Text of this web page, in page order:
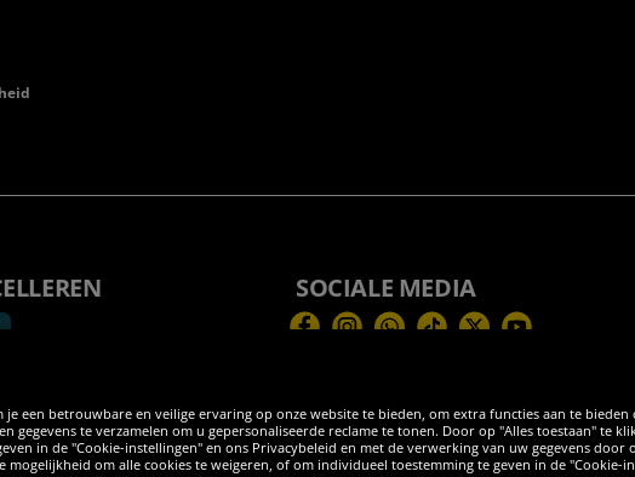
SOCIALE MEDIA
FacebookInstagramWhatsApp
TikTokTwitterYouTube
een betrouwbare en veilige ervaring op onze website te bieden, om extra functies aan te
gegevens te verzamelen om u gepersonaliseerde reclame te tonen. Door op "Alles toestaan" te
in de "Cookie-instellingen" en ons Privacybeleid en met de verwerking van uw gegevens
om alle cookies te weigeren, of om individueel toestemming te geven in de "Cookie-